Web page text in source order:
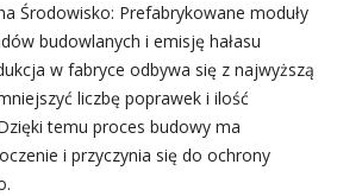
Środowisko: Prefabrykowane moduły
budowlanych i emisję hałasu
w fabryce odbywa się z najwyższą
liczbę poprawek i ilość
temu proces budowy ma
i przyczynia się do ochrony